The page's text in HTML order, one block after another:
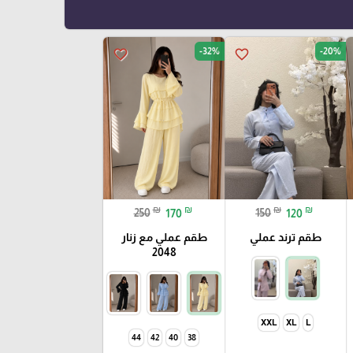
favorite_border -20%
150 ₪ 120 ₪
طقم ترند عملي
L
XL
XXL
favorite_border -32%
250 ₪ 170 ₪
طقم عملي مع زنار
2048
38
40
42
44